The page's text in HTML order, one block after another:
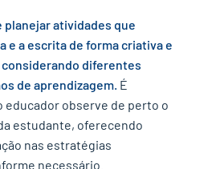
planejar atividades que
e a escrita de forma criativa e
diferentes
de aprendizagem. É
educador observe de perto o
estudante, oferecendo
nas estratégias
necessário.